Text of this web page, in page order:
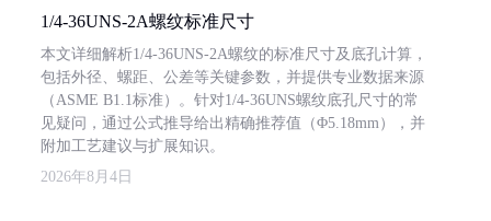
1/4-36UNS-2A螺纹标准尺寸
本文详细解析1/4-36UNS-2A螺纹的标准尺寸及底孔计算，
包括外径、螺距、公差等关键参数，并提供专业数据来源
（ASME B1.1标准）。针对1/4-36UNS螺纹底孔尺寸的常
见疑问，通过公式推导给出精确推荐值（Φ5.18mm），并
附加工艺建议与扩展知识。
2026年8月4日